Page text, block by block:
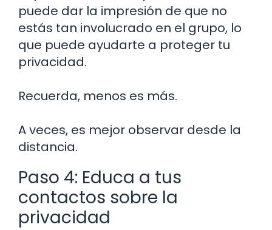
puede dar la impresión de que no
estás tan involucrado en el grupo, lo
que puede ayudarte a proteger tu
privacidad.
Recuerda, menos es más.
A veces, es mejor observar desde la
distancia.
Paso 4: Educa a tus
contactos sobre la
privacidad